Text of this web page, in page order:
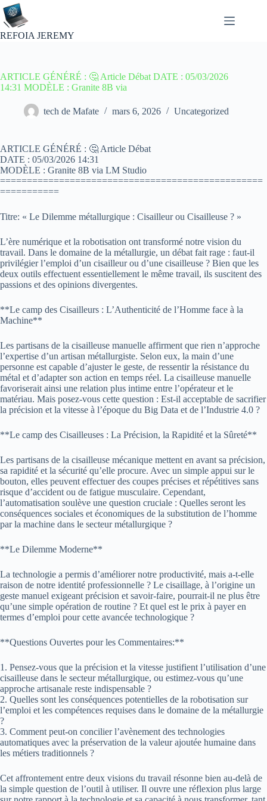
Passer
au
contenu
REFOIA JEREMY
ARTICLE GÉNÉRÉ : 🤔 Article Débat DATE : 05/03/2026
14:31 MODÈLE : Granite 8B via
tech de Mafate mars 6, 2026 Uncategorized
ARTICLE GÉNÉRÉ : 🤔 Article Débat
DATE : 05/03/2026 14:31
MODÈLE : Granite 8B via LM Studio
=================================================
===========
Titre: « Le Dilemme métallurgique : Cisailleur ou Cisailleuse ? »
L’ère numérique et la robotisation ont transformé notre vision du
travail. Dans le domaine de la métallurgie, un débat fait rage : faut-il
privilégier l’emploi d’un cisailleur ou d’une cisailleuse ? Bien que les
deux outils effectuent essentiellement le même travail, ils suscitent des
passions et des opinions divergentes.
**Le camp des Cisailleurs : L’Authenticité de l’Homme face à la
Machine**
Les partisans de la cisailleuse manuelle affirment que rien n’approche
l’expertise d’un artisan métallurgiste. Selon eux, la main d’une
personne est capable d’ajuster le geste, de ressentir la résistance du
métal et d’adapter son action en temps réel. La cisailleuse manuelle
favoriserait ainsi une relation plus intime entre l’opérateur et le
matériau. Mais posez-vous cette question : Est-il acceptable de sacrifier
la précision et la vitesse à l’époque du Big Data et de l’Industrie 4.0 ?
**Le camp des Cisailleuses : La Précision, la Rapidité et la Sûreté**
Les partisans de la cisailleuse mécanique mettent en avant sa précision,
sa rapidité et la sécurité qu’elle procure. Avec un simple appui sur le
bouton, elles peuvent effectuer des coupes précises et répétitives sans
risque d’accident ou de fatigue musculaire. Cependant,
l’automatisation soulève une question cruciale : Quelles seront les
conséquences sociales et économiques de la substitution de l’homme
par la machine dans le secteur métallurgique ?
**Le Dilemme Moderne**
La technologie a permis d’améliorer notre productivité, mais a-t-elle
raison de notre identité professionnelle ? Le cisaillage, à l’origine un
geste manuel exigeant précision et savoir-faire, pourrait-il ne plus être
qu’une simple opération de routine ? Et quel est le prix à payer en
termes d’emploi pour cette avancée technologique ?
**Questions Ouvertes pour les Commentaires:**
1. Pensez-vous que la précision et la vitesse justifient l’utilisation d’une
cisailleuse dans le secteur métallurgique, ou estimez-vous qu’une
approche artisanale reste indispensable ?
2. Quelles sont les conséquences potentielles de la robotisation sur
l’emploi et les compétences requises dans le domaine de la métallurgie
?
3. Comment peut-on concilier l’avènement des technologies
automatiques avec la préservation de la valeur ajoutée humaine dans
les métiers traditionnels ?
Cet affrontement entre deux visions du travail résonne bien au-delà de
la simple question de l’outil à utiliser. Il ouvre une réflexion plus large